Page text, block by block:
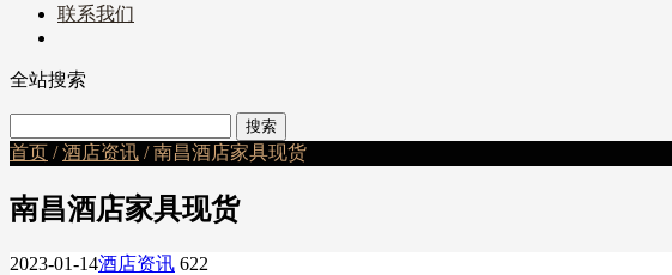
联系我们
全站搜索
首页 /酒店资讯 / 南昌酒店家具现货
南昌酒店家具现货
2023-01-14酒店资讯 622